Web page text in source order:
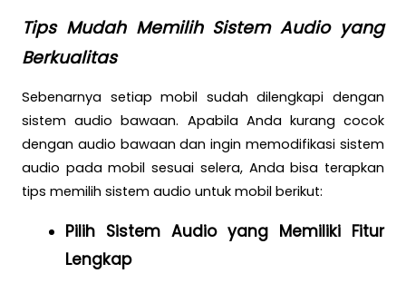
Tips Mudah Memilih Sistem Audio yang
Berkualitas
Sebenarnya setiap mobil sudah dilengkapi dengan
sistem audio bawaan. Apabila Anda kurang cocok
dengan audio bawaan dan ingin memodifikasi sistem
audio pada mobil sesuai selera, Anda bisa terapkan
tips memilih sistem audio untuk mobil berikut:
Pilih Sistem Audio yang Memiliki Fitur
Lengkap